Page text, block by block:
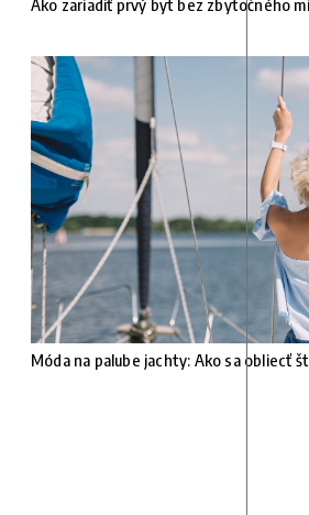
Ako zariadiť prvý byt bez zbytočného
Móda na palube jachty: Ako sa obliecť